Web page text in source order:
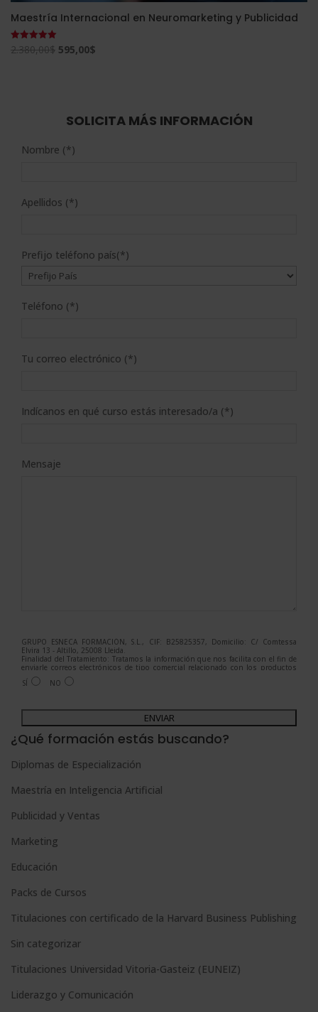
Maestría Internacional en Neuromarketing y Publicidad
Valorado
con
2.380,00$ El
2.380,00$.
595,00$
595,00$.
SOLICITA MÁS INFORMACIÓN
Nombre (*)
Apellidos (*)
Prefijo teléfono país(*)
Teléfono (*)
Tu correo electrónico (*)
Indícanos en qué curso estás interesado/a (*)
Mensaje
GRUPO ESNECA FORMACIÓN, S.L., CIF: B25825357, Domicilio: C/ Comtessa
Elvira 13 - Altillo, 25008 Lleida.
Finalidad del Tratamiento: Tratamos la información que nos facilita con el fin de
enviarle correos electrónicos de tipo comercial relacionado con los productos
ofrecidos y otros tipo de productos que fueran de su interés.
Legitimación del tratamiento: Consentimiento del interesado.
Para más información consulte nuestra Política de Privacidad.
Desea recibir información comercial (vía telefónica y/o email):
SÍ NO
A
l
e
r
n
i
v
e
¿Qué formación estás buscando?
Diplomas de Especialización
Maestría en Inteligencia Artificial
Publicidad y Ventas
Marketing
Educación
Packs de Cursos
Titulaciones con certificado de la Harvard Business Publishing
Sin categorizar
Titulaciones Universidad Vitoria-Gasteiz (EUNEIZ)
Liderazgo y Comunicación